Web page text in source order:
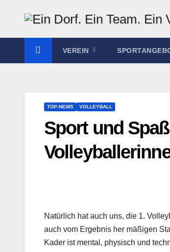
springen
VEREIN
TOP-NEWS VOLLEYBALL
Sport und
Natürlich hat auch uns, die 1.
auch vom Ergebnis her mäßigen
Kader ist mental, physisch und